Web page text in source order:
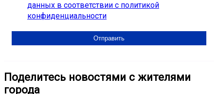
данных в соответствии с политикой
конфиденциальности
Поделитесь новостями с жителями
города